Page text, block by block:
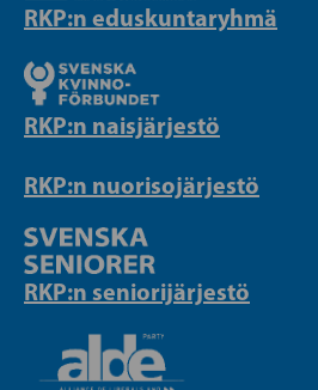
RKP:n eduskuntaryhmä
RKP:n naisjärjestö
RKP:n nuorisojärjestö
RKP:n seniorijärjestö